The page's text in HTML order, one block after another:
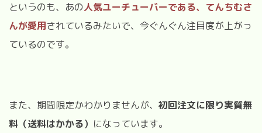
というのも、あの人気ユーチューバーである、てんちむさ
んが愛用されているみたいで、今ぐんぐん注目度が上がっ
ているのです。
また、期間限定かわかりませんが、 初回注文に限り実質無
料（送料はかかる） になっています。